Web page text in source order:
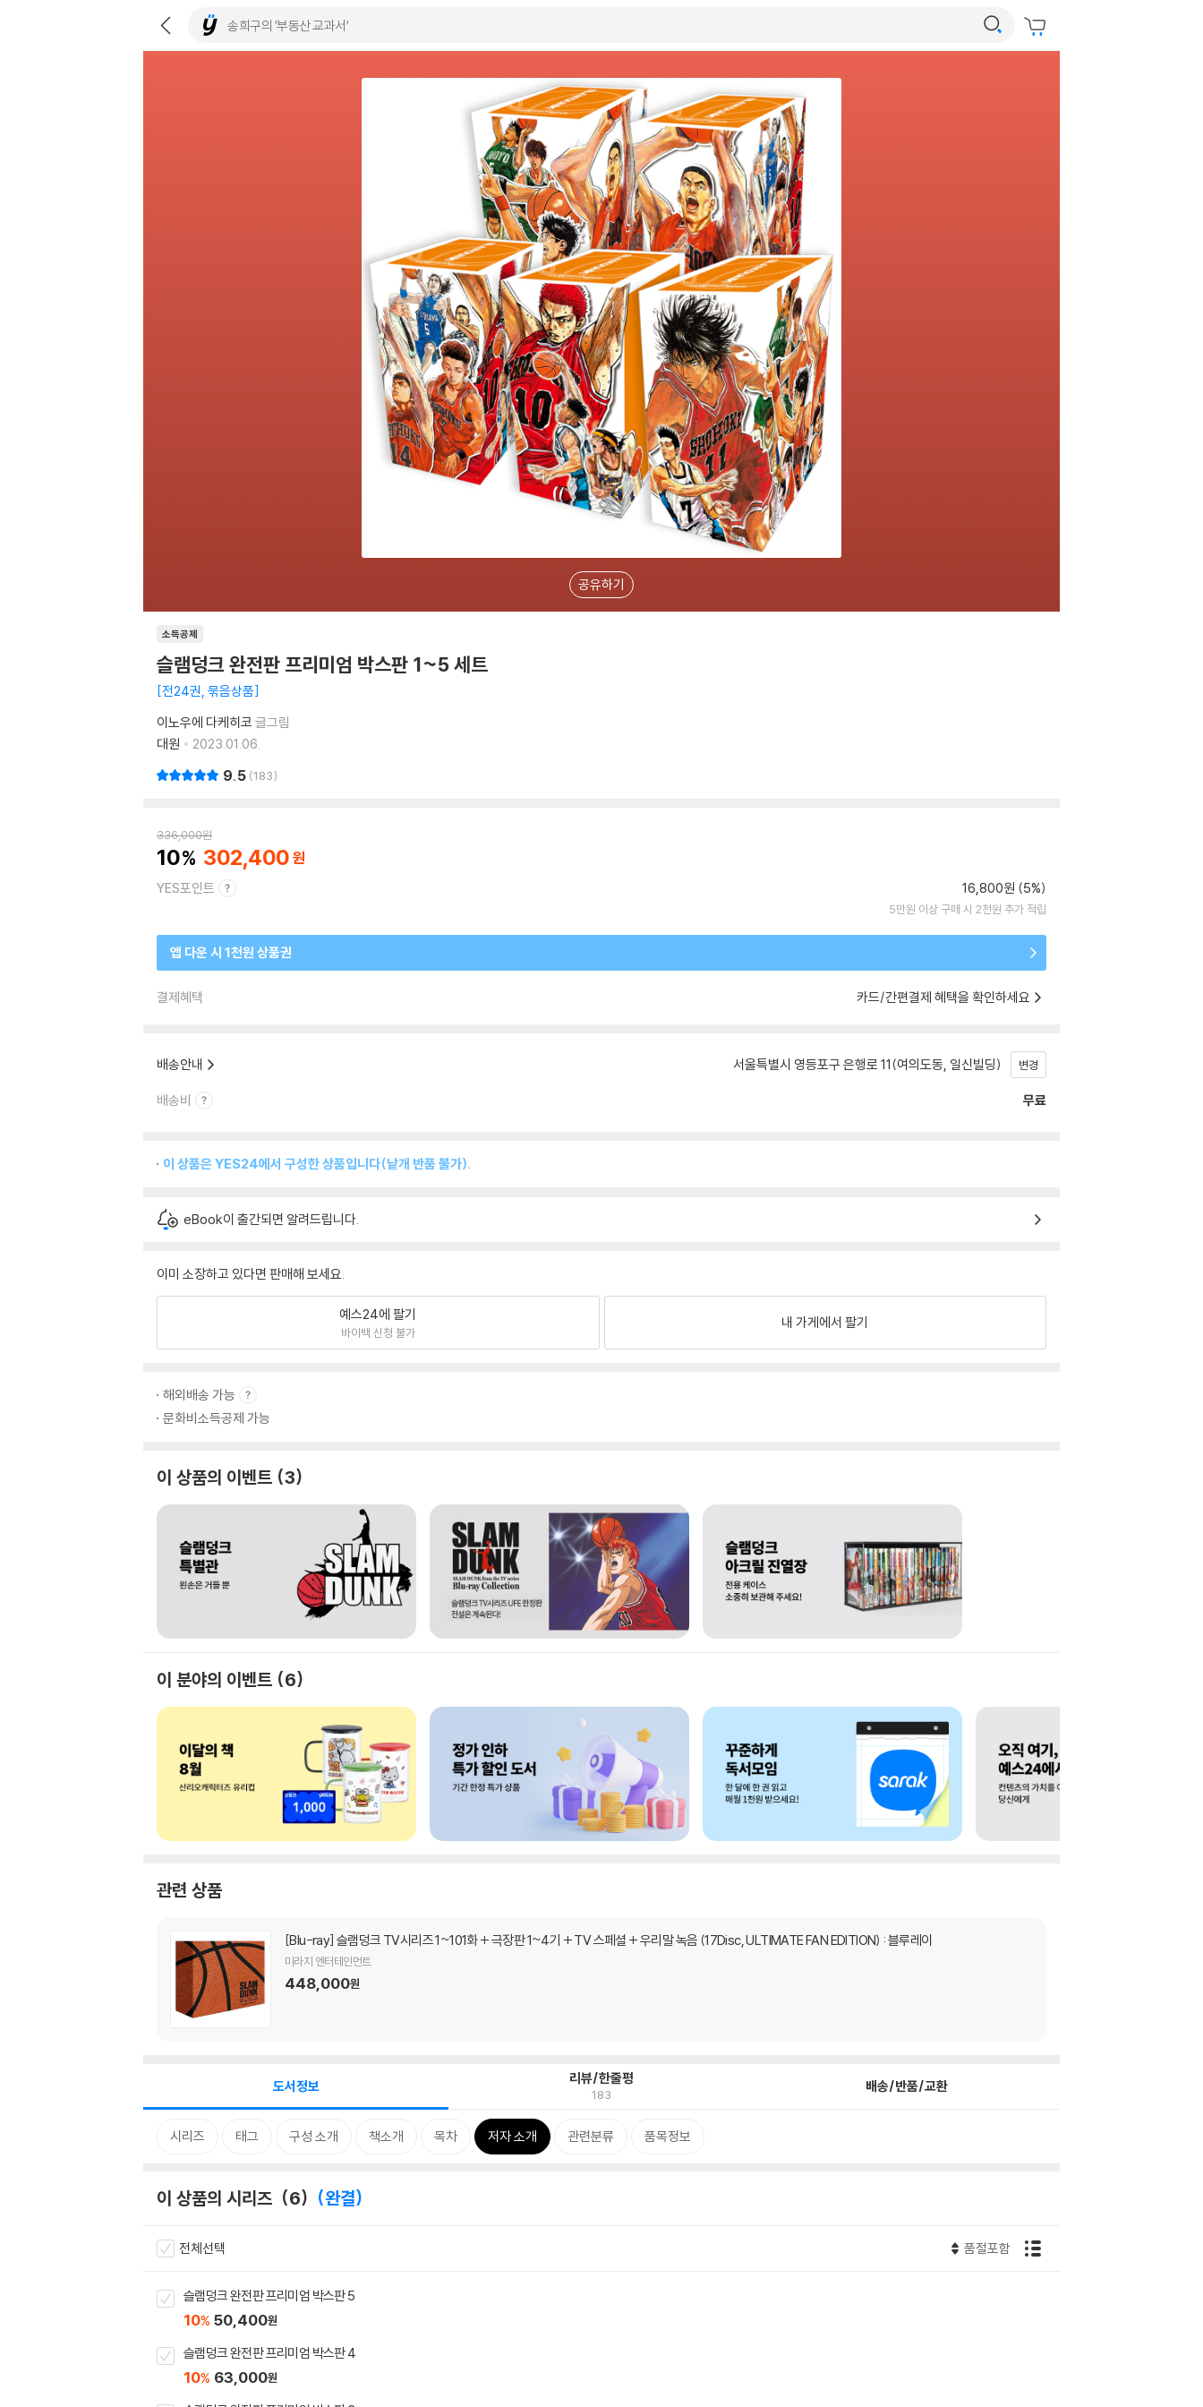
공유하기
소득공제
슬램덩크 완전판 프리미엄 박스판 1~5 세트
전24권, 묶음상품
이노우에 다케히코 글그림
대원
2023.01.06.
9.5 183
336,000원
10 302,400
YES포인트 16,800원 (5%)
5만원 이상 구매 시 2천원 추가 적립
앱 다운 시 1천원 상품권
결제혜택 카드/간편결제 혜택을 확인하세요
배송안내 서울특별시 영등포구 은행로 11(여의도동, 일신빌딩) 변경
배송비 무료
이 상품은 YES24에서 구성한 상품입니다(낱개 반품 불가).
eBook이 출간되면 알려드립니다.
이미 소장하고 있다면 판매해 보세요.
예스24에 팔기
바이백 신청 불가
내 가게에서 팔기
해외배송 가능
문화비소득공제 가능
이 상품의 이벤트 3
이 분야의 이벤트 6
관련 상품
[Blu-ray] 슬램덩크 TV시리즈 1~101화 + 극장판 1~4기 + TV 스페셜 + 우리말 녹음 (17Disc, ULTIMATE FAN EDITION) : 블루레이
미라지 엔터테인먼트
448,000원
도서정보 리뷰/한줄평
183 배송/반품/교환
시리즈 태그 구성 소개 책소개 목차 저자 소개 관련분류 품목정보
이 상품의 시리즈 6 완결
전체선택 품절포함
슬램덩크 완전판 프리미엄 박스판 5
10% 50,400원
슬램덩크 완전판 프리미엄 박스판 4
10% 63,000원